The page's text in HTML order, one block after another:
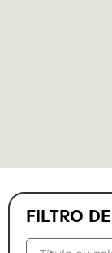
FILTRO